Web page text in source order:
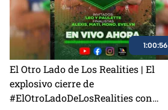
1:00:56
El Otro Lado de Los Realities | El
explosivo cierre de
#ElOtroLadoDeLosRealities con